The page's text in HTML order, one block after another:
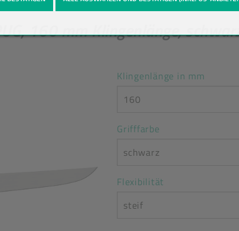
160 mm Klingenlänge,
Klingenlänge in mm
160
Grifffarbe
schwarz
Flexibilität
steif